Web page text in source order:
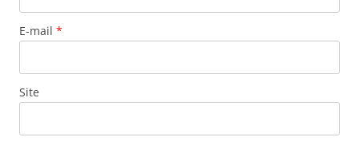
E-mail *
Site